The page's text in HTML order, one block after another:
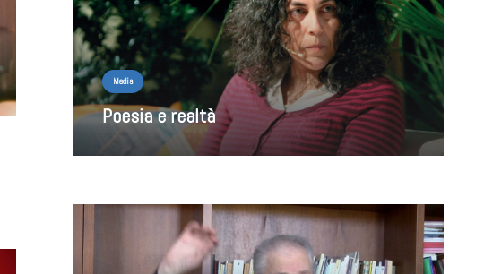
Media
Poesia e realtà